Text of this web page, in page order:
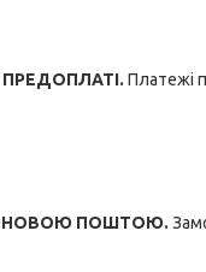
ПРЕДОПЛАТІ. Платежі
НОВОЮ ПОШТОЮ.